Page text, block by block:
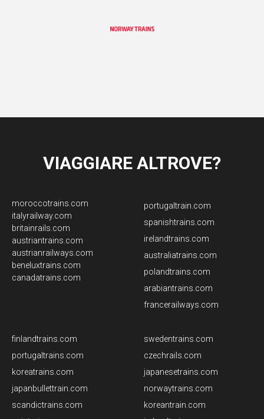
VIAGGIARE ALTROVE?
moroccotrains.com
italyrailway.com
britainrails.com
austriantrains.com
austrianrailways.com
beneluxtrains.com
canadatrains.com
portugaltrain.com
spanishtrains.com
irelandtrains.com
australiatrains.com
polandtrains.com
arabiantrains.com
francerailways.com
finlandtrains.com
portugaltrains.com
koreatrains.com
japanbullettrain.com
scandictrains.com
swedentrains.com
czechrails.com
japanesetrains.com
norwaytrains.com
koreantrain.com